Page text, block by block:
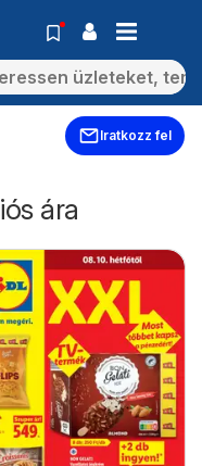
Iratkozz fel
ára